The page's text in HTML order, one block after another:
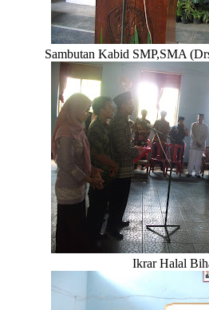
Sambutan Kabid SMP,SMA
Ikrar Halal